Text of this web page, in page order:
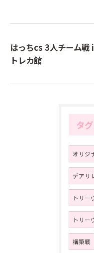
はっちcs 3人チーム戦
トレカ館
タグ
オリジ
デアリ
トリー
トリー
構築戦